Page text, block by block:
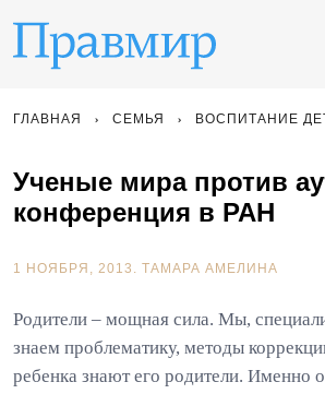
ГЛАВНАЯ СЕМЬЯ ВОСПИТАНИЕ
Ученые мира против
конференция в РАН
1 НОЯБРЯ, 2013. ТАМАРА АМЕЛИНА
Родители – мощная сила. Мы,
знаем проблематику, методы
ребенка знают его родители. Именно